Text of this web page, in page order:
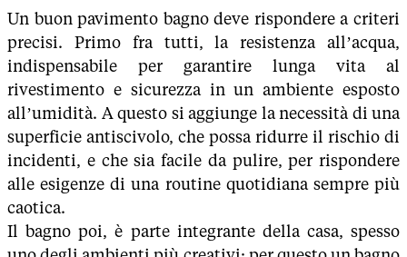
Un buon pavimento bagno deve rispondere a criteri
precisi. Primo fra tutti, la resistenza all’acqua,
indispensabile per garantire lunga vita al
rivestimento e sicurezza in un ambiente esposto
all’umidità. A questo si aggiunge la necessità di una
superficie antiscivolo, che possa ridurre il rischio di
incidenti, e che sia facile da pulire, per rispondere
alle esigenze di una routine quotidiana sempre più
caotica.
Il bagno poi, è parte integrante della casa, spesso